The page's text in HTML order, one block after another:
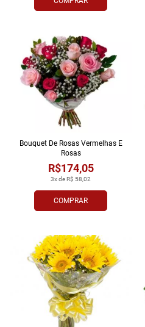
COMPRAR
3x de R$ 58,02
R$174,05
Bouquet De Rosas Vermelhas E
Rosas